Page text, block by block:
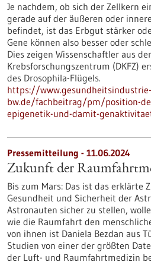
Je nachdem, ob sich der Zellkern
gerade auf der äußeren oder
befindet, ist das Erbgut stärker
Gene können also besser oder
Dies zeigen Wissenschaftler aus
Krebsforschungszentrum (DKFZ)
des Drosophila-Flügels.
https://www.gesundheitsindustrie-
bw.de/fachbeitrag/pm/position-
epigenetik-und-damit-
Pressemitteilung - 11.06.2024
Zukunft der
Bis zum Mars: Das ist das erklärte
Gesundheit und Sicherheit der
Astronauten sicher zu stellen,
wie die Raumfahrt den
von ihnen ist Daniela Bezdan aus
Studien von einer der größten
der Luft- und Raumfahrtmedizin